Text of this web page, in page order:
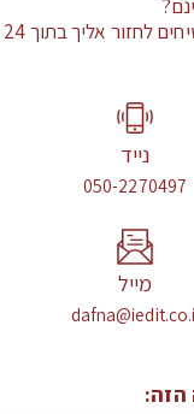
אפשר ליצור איתנו קשר בכמה דרכים (אנו מבטיחים לחזור אליך בתוך 24
נייד
050-2270497
מייל
הזה: